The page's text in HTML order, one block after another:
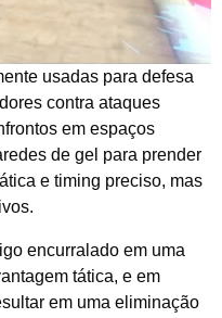
usadas para defesa
contra ataques
em espaços
de gel para prender
e timing preciso, mas
encurralado em uma
tática, e em
em uma eliminação